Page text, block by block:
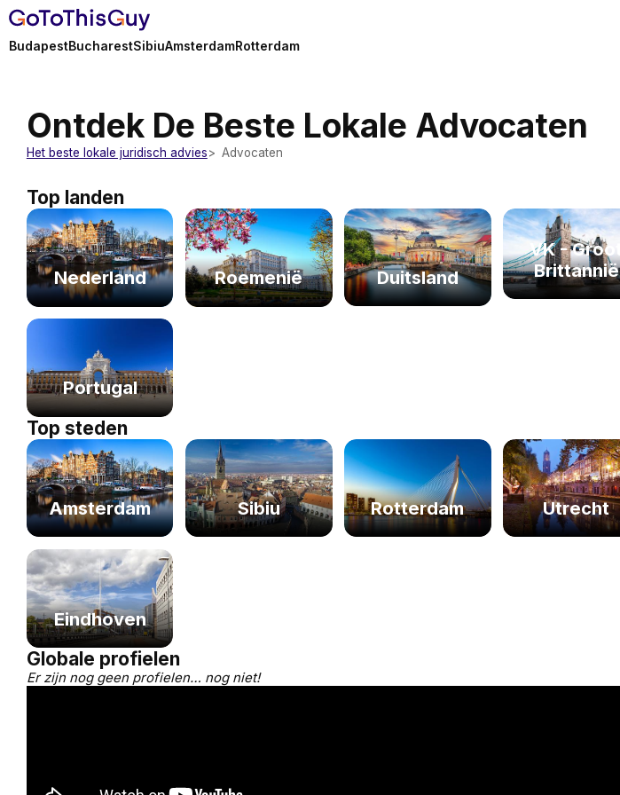
BudapestBucharestSibiuAmsterdamRotterdam
Ontdek De Beste Lokale Advocaten
Het beste lokale juridisch advies Advocaten
Top landen
Nederland Roemenië Duitsland
VK - Groot
Brittannië
Portugal
Top steden
Amsterdam Sibiu Rotterdam Utrecht
Eindhoven
Globale profielen
Er zijn nog geen profielen… nog niet!